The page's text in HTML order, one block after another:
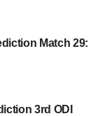
Match 29:
3rd ODI